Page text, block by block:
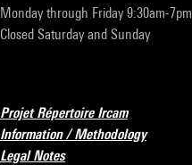
Monday through Friday 9:30am-7pm
Closed Saturday and Sunday
Projet Répertoire Ircam
Information / Methodology
Legal Notes